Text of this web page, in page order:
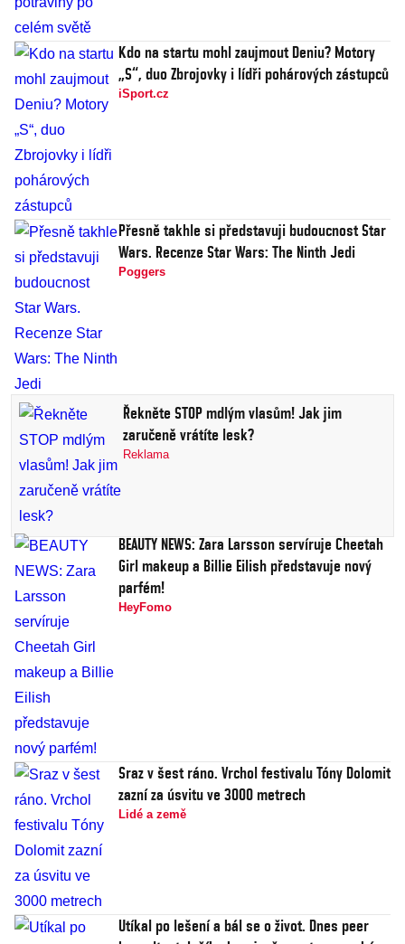
Kdo na startu mohl zaujmout Deniu? Motory
„S“, duo Zbrojovky i lídři pohárových zástupců
iSport.cz
Přesně takhle si představuji budoucnost Star
Wars. Recenze Star Wars: The Ninth Jedi
Poggers
Řekněte STOP mdlým vlasům! Jak jim
zaručeně vrátíte lesk?
Reklama
BEAUTY NEWS: Zara Larsson servíruje Cheetah
Girl makeup a Billie Eilish představuje nový
parfém!
HeyFomo
Sraz v šest ráno. Vrchol festivalu Tóny Dolomit
zazní za úsvitu ve 3000 metrech
Lidé a země
Utíkal po lešení a bál se o život. Dnes peer